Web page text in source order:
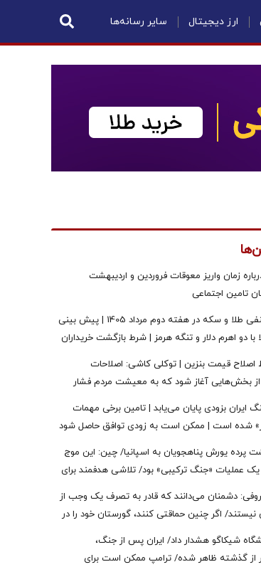
ارز دیجیتال سایر رسانه‌ها
زمان واریز معوقات فروردین و اردیبهشت
تامین اجتماعی
بازدهی منفی طلا و سکه در هفته دوم مرداد 1405 | پیش بینی
دو اهرم دلار و تنگه هرمز | شرط بازگشت خریداران
قیمت بنزین | توکلی کاشی: اصلاحات
بخش‌هایی آغاز شود که به معیشت مردم فشار
ایران بزودی پایان می‌یابد | تامین برخی مهمات
شده است | ممکن است به زودی توافق حاصل شود
پرده یورش پناهجویان به اسپانیا/ چین: این موج
عملیات «جنگ ترکیبی» بود/ تلاشی هدفمند برای
دشمنان می‌دانند که قادر به تصرف یک وجب از
نیستند/ اگر چنین حماقتی کنند، گورستان خود را در
یافت/ دیپلماسی بدون پشتیبانی مردمی
نیست
شیکاگو هشدار داد/ ایران پس از جنگ،
از گذشته ظاهر شده/ ترامپ ممکن است برای